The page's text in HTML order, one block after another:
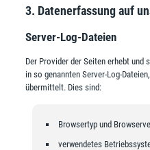
3. Datenerfassung auf
Server-Log-Dateien
Der Provider der Seiten erhebt
in so genannten Server-Log-
übermittelt. Dies sind:
Browsertyp und
verwendetes